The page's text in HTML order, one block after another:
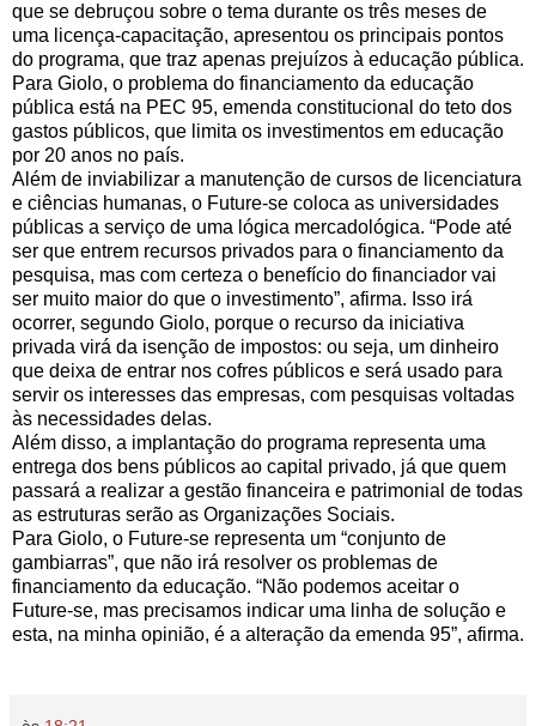
que se debruçou sobre o tema durante os três meses de
uma licença-capacitação, apresentou os principais pontos
do programa, que traz apenas prejuízos à educação pública.
Para Giolo, o problema do financiamento da educação
pública está na PEC 95, emenda constitucional do teto dos
gastos públicos, que limita os investimentos em educação
por 20 anos no país.
Além de inviabilizar a manutenção de cursos de licenciatura
e ciências humanas, o Future-se coloca as universidades
públicas a serviço de uma lógica mercadológica. “Pode até
ser que entrem recursos privados para o financiamento da
pesquisa, mas com certeza o benefício do financiador vai
ser muito maior do que o investimento”, afirma. Isso irá
ocorrer, segundo Giolo, porque o recurso da iniciativa
privada virá da isenção de impostos: ou seja, um dinheiro
que deixa de entrar nos cofres públicos e será usado para
servir os interesses das empresas, com pesquisas voltadas
às necessidades delas.
Além disso, a implantação do programa representa uma
entrega dos bens públicos ao capital privado, já que quem
passará a realizar a gestão financeira e patrimonial de todas
as estruturas serão as Organizações Sociais.
Para Giolo, o Future-se representa um “conjunto de
gambiarras”, que não irá resolver os problemas de
financiamento da educação. “Não podemos aceitar o
Future-se, mas precisamos indicar uma linha de solução e
esta, na minha opinião, é a alteração da emenda 95”, afirma.